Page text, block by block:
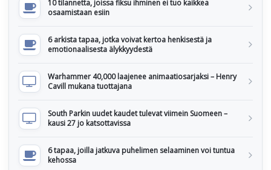
10 tilannetta, joissa fiksu ihminen ei tuo kaikkea
osaamistaan esiin
6 arkista tapaa, jotka voivat kertoa henkisestä ja
emotionaalisesta älykkyydestä
Warhammer 40,000 laajenee animaatiosarjaksi – Henry
Cavill mukana tuottajana
South Parkin uudet kaudet tulevat viimein Suomeen –
kausi 27 jo katsottavissa
6 tapaa, joilla jatkuva puhelimen selaaminen voi tuntua
kehossa